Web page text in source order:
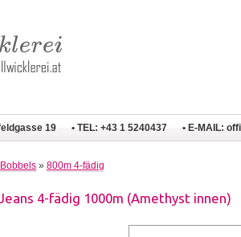
19 • TEL: +43 1 5240437 • E-MAIL:
Bobbels » 800m 4-fädig
4-fädig 1000m (Amethyst innen)